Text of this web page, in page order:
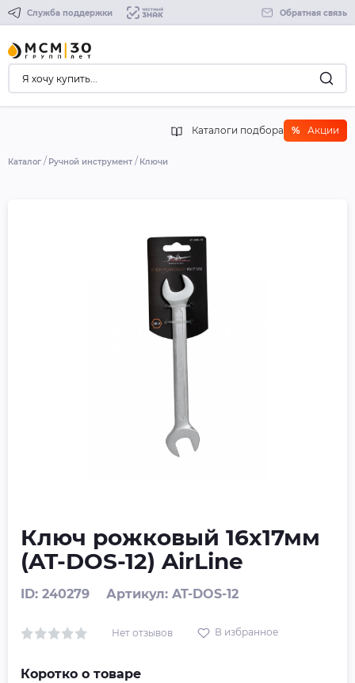
Служба поддержки Обратная связь
Каталоги подбора % Акции
Каталог Ручной инструмент Ключи
Ключ рожковый 16х17мм
(AT-DOS-12) AirLine
ID: 240279 Артикул: AT-DOS-12
Нет отзывов В избранное
Коротко о товаре